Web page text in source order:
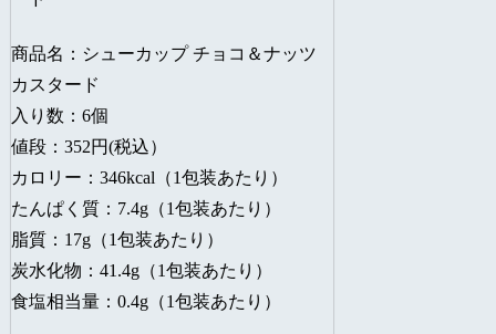
商品名：シューカップ チョコ＆ナッツ
カスタード
入り数：6個
値段：352円(税込）
カロリー：346kcal（1包装あたり）
たんぱく質：7.4g（1包装あたり）
脂質：17g（1包装あたり）
炭水化物：41.4g（1包装あたり）
食塩相当量：0.4g（1包装あたり）